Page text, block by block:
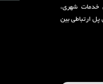
خدمات شهری،
ارتباطی بین